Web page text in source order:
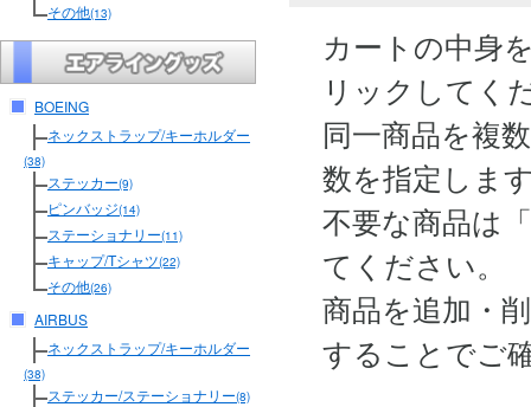
その他(13)
BOEING
ネックストラップ/キーホルダー
(38)
ステッカー(9)
ピンバッジ(14)
ステーショナリー(11)
キャップ/Tシャツ(22)
その他(26)
AIRBUS
ネックストラップ/キーホルダー
(38)
ステッカー/ステーショナリー(8)
カートの中身
リックしてく
同一商品を複
数を指定しま
不要な商品は
てください。
商品を追加・
することでご